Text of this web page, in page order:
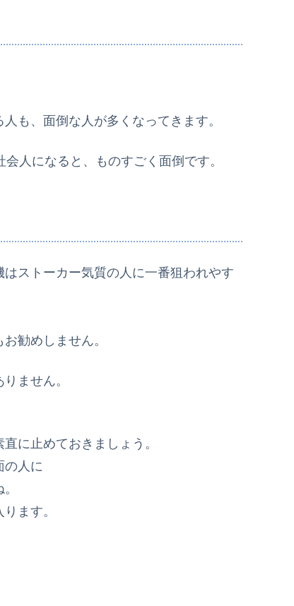
も、面倒な人が多くなってきます。
人になると、ものすごく面倒です。
ストーカー気質の人に一番狙われやす
勧めしません。
ません。
に止めておきましょう。
の人に
ます。